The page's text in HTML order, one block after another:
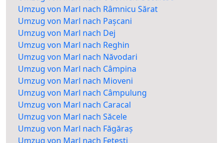
Umzug von Marl nach Râmnicu Sărat
Umzug von Marl nach Pașcani
Umzug von Marl nach Dej
Umzug von Marl nach Reghin
Umzug von Marl nach Năvodari
Umzug von Marl nach Câmpina
Umzug von Marl nach Mioveni
Umzug von Marl nach Câmpulung
Umzug von Marl nach Caracal
Umzug von Marl nach Săcele
Umzug von Marl nach Făgăraș
Umzug von Marl nach Fetești